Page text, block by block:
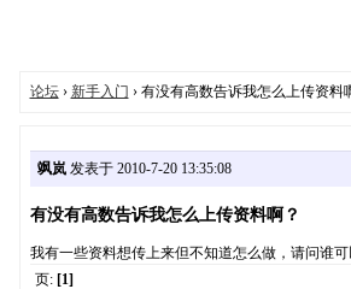
论坛› 新手入门 › 有没有高数告诉我怎么上传资料
飒岚发表于 2010-7-20 13:35:08
有没有高数告诉我怎么上传资料啊？
我有一些资料想传上来但不知道怎么做，请问谁可
页: [1]